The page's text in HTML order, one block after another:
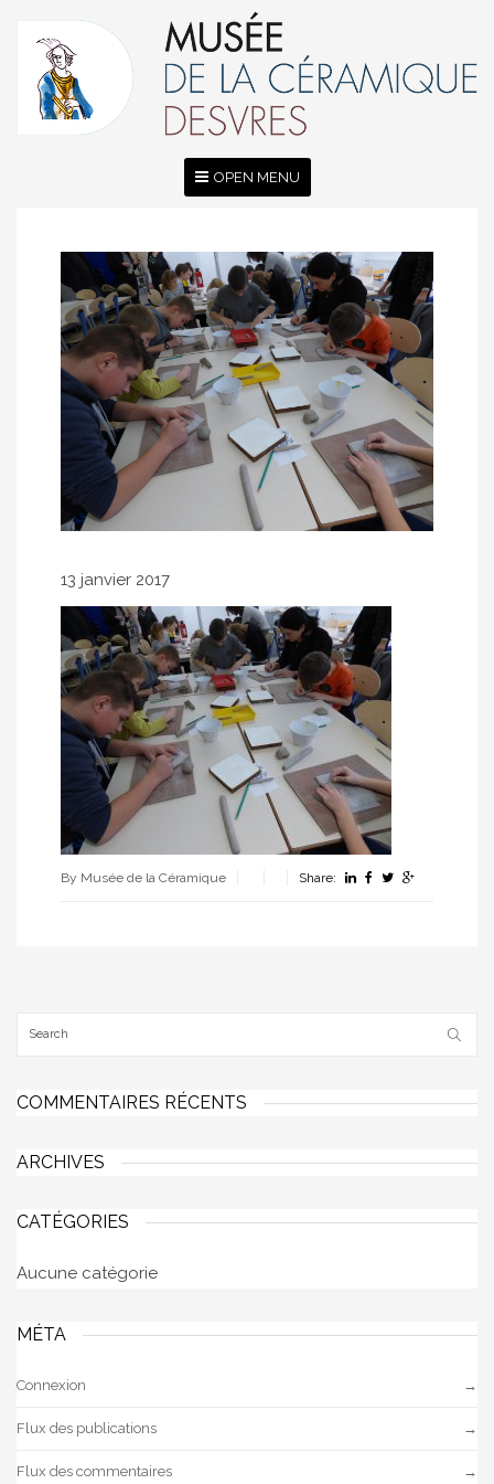
OPEN MENU
13 janvier 2017
By Musée de la Céramique Share:
COMMENTAIRES RÉCENTS
ARCHIVES
CATÉGORIES
Aucune catégorie
MÉTA
Connexion
Flux des publications
Flux des commentaires